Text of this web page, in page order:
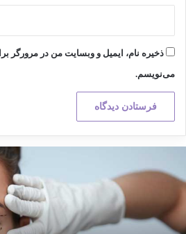
ذخیره نام، ایمیل و وبسایت من در مرورگر
می‌نویسم.
مهم
جراحی
پلاستیک